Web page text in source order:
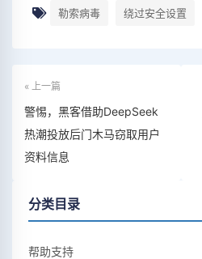
勒索病毒 绕过安全设置
« 上一篇
警惕，黑客借助DeepSeek
热潮投放后门木马窃取用户
资料信息
分类目录
帮助支持